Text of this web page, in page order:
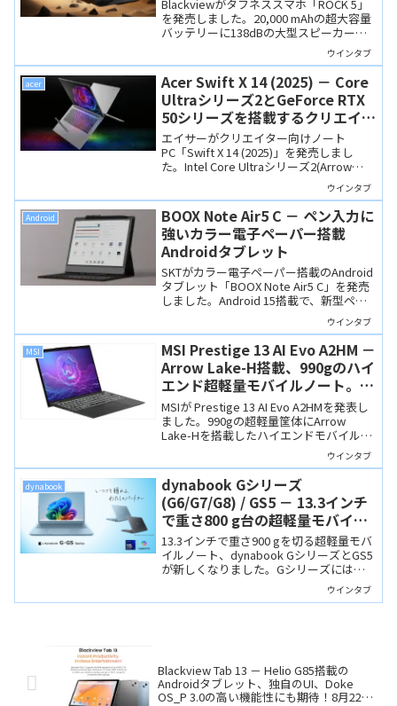
ネススマホ
Blackviewがタフネススマホ「ROCK 5」
を発売しました。20,000 mAhの超大容量
バッテリーに138dBの大型スピーカー、
背面ライトなど、アウトドアシーンでは
頼りになりそうな製品です。ただ、非常
に分厚くて重いので、街なかでは使いに
くいでしょうね。
ウインタブ
acer
Acer Swift X 14 (2025) － Core
Ultraシリーズ2とGeForce RTX
50シリーズを搭載するクリエイタ
ー向け14.5インチノート
エイサーがクリエイター向けノート
PC「Swift X 14 (2025)」を発売しまし
た。Intel Core Ultraシリーズ2(Arrow
Lake-H)とGeForce RTX 50シリーズを搭
載し、ディスプレイは14.5インチの有機
EL。スペックの割にコンパクトなサイズ
です。
ウインタブ
Android
BOOX Note Air5 C － ペン入力に
強いカラー電子ペーパー搭載
Androidタブレット
SKTがカラー電子ペーパー搭載のAndroid
タブレット「BOOX Note Air5 C」を発売
しました。Android 15搭載で、新型ペン
「BOOX Pen3」により、紙のような書き
心地を実現。創作やノート、電子書籍な
ど幅広い用途に対応します。
ウインタブ
MSI
MSI Prestige 13 AI Evo A2HM －
Arrow Lake-H搭載、990gのハイ
エンド超軽量モバイルノート。既
存モデルとのCPU性能比較
MSIが Prestige 13 AI Evo A2HMを発表し
ました。990gの超軽量筐体にArrow
Lake-Hを搭載したハイエンドモバイルノ
ートです。Lunar Lake搭載の既存モデル
とCPU・GPU・NPU性能やバッテリー駆
動時間を比較します。
ウインタブ
dynabook
dynabook Gシリーズ
(G6/G7/G8) / GS5 － 13.3インチ
で重さ800 g台の超軽量モバイル
ノートにCore Ultraシリーズ3搭
載モデル追加！
13.3インチで重さ900 gを切る超軽量モバ
イルノート、dynabook GシリーズとGS5
が新しくなりました。Gシリーズには
Core Ultraシリーズ3を搭載するCopilot+
PC、G7/Aが追加されました。この製品は
ウインタブ
Blackview Tab 13 － Helio G85搭載の
Androidタブレット、独自のUI、Doke
OS_P 3.0の高い機能性にも期待！8月22日